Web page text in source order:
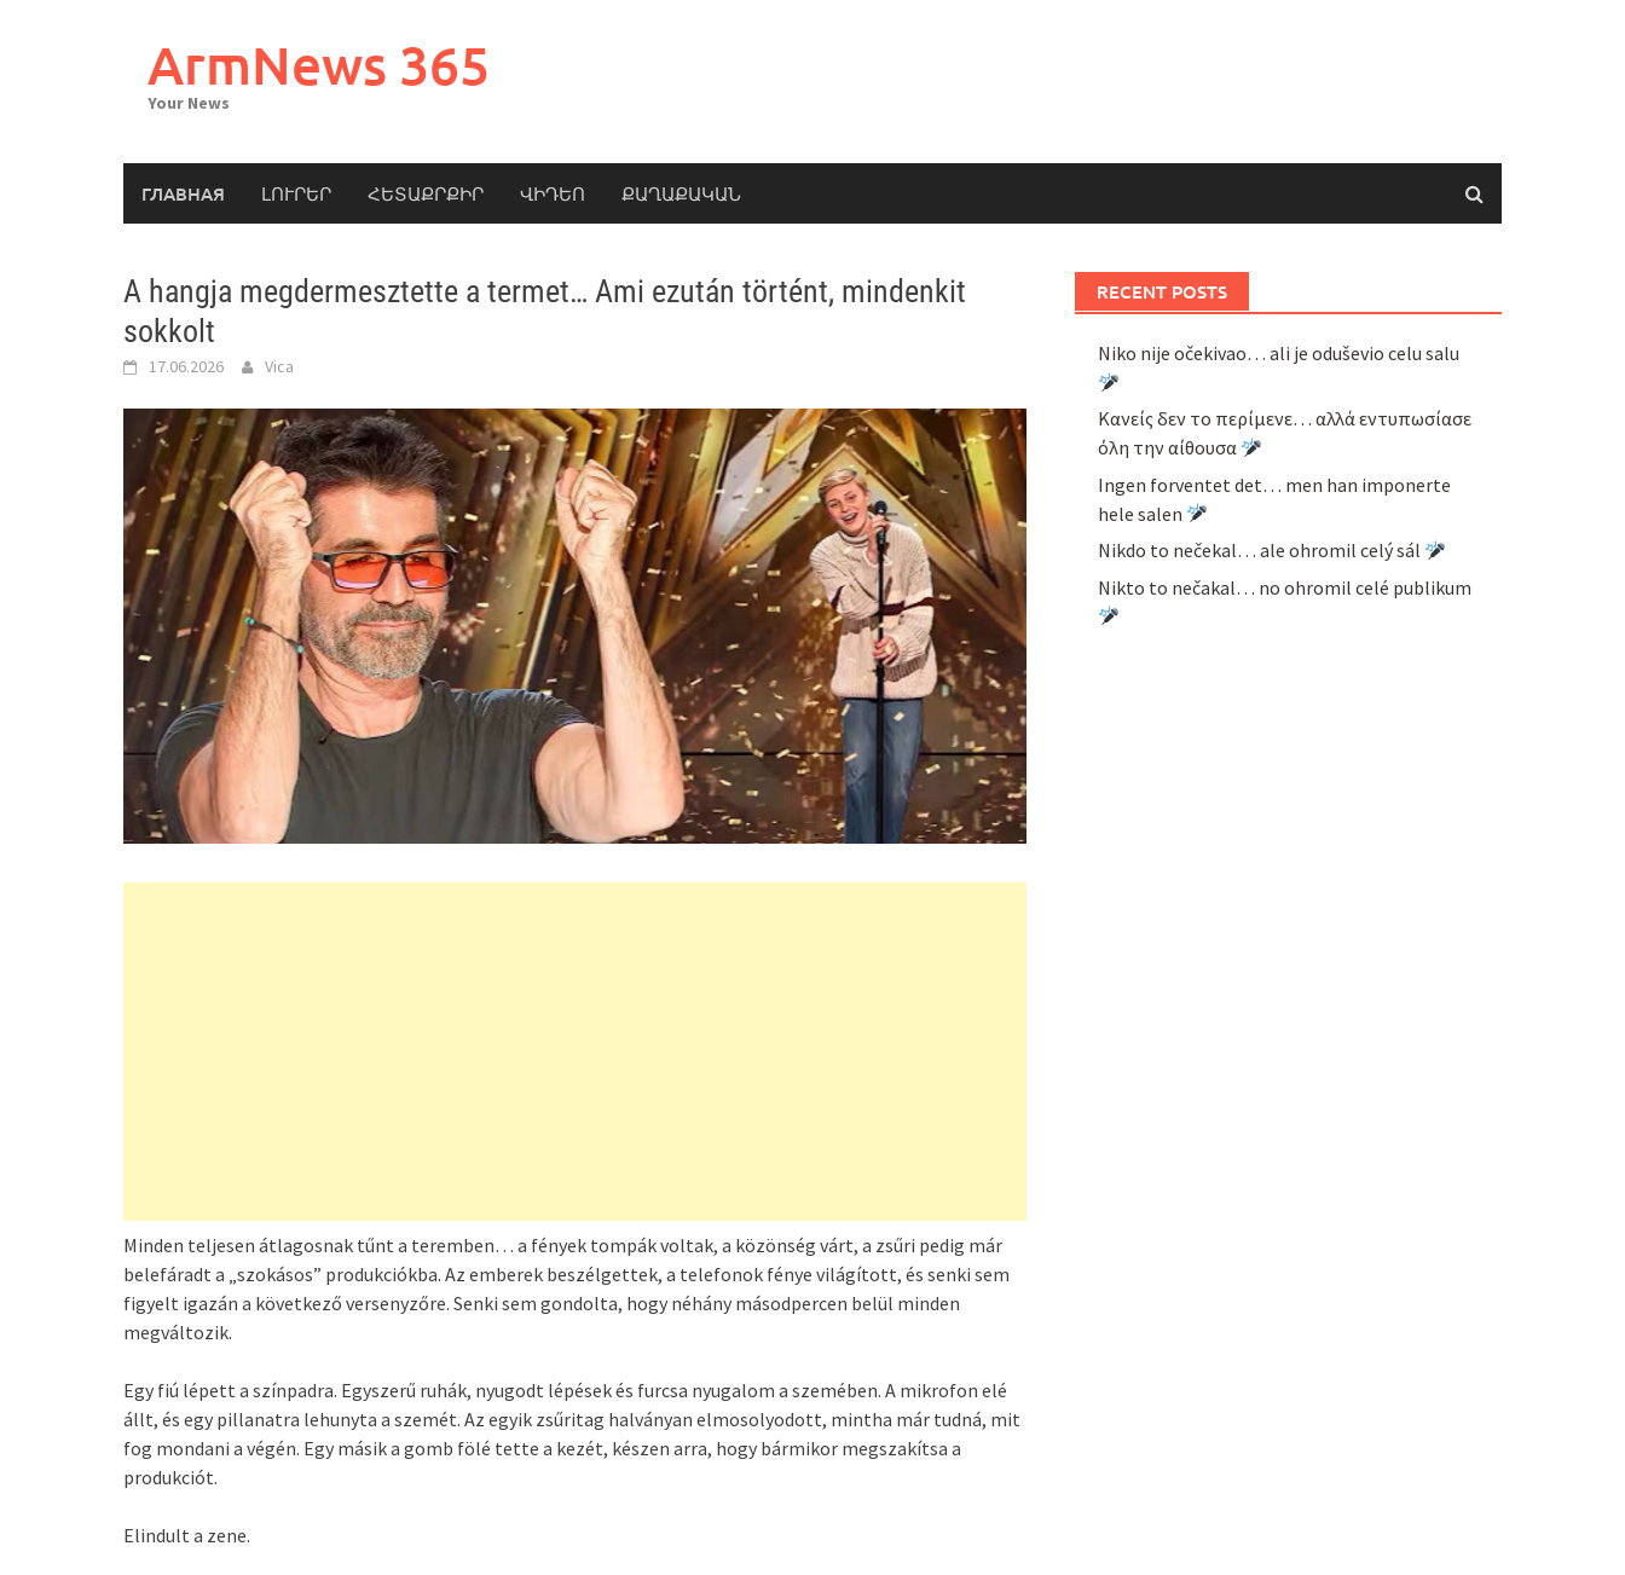
ArmNews 365
Your News
ГЛАВНАЯ ԼՈՒՐԵՐ ՀԵՏԱՔՐՔԻՐ ՎԻԴԵՈ ՔԱՂԱՔԱԿԱՆ
A hangja megdermesztette a termet… Ami ezután történt, mindenkit
sokkolt
17.06.2026 Vica
Minden teljesen átlagosnak tűnt a teremben… a fények tompák voltak, a közönség várt, a zsűri pedig már
belefáradt a „szokásos” produkciókba. Az emberek beszélgettek, a telefonok fénye világított, és senki sem
figyelt igazán a következő versenyzőre. Senki sem gondolta, hogy néhány másodpercen belül minden
megváltozik.
Egy fiú lépett a színpadra. Egyszerű ruhák, nyugodt lépések és furcsa nyugalom a szemében. A mikrofon elé
állt, és egy pillanatra lehunyta a szemét. Az egyik zsűritag halványan elmosolyodott, mintha már tudná, mit
fog mondani a végén. Egy másik a gomb fölé tette a kezét, készen arra, hogy bármikor megszakítsa a
produkciót.
Elindult a zene.
RECENT POSTS
Niko nije očekivao… ali je oduševio celu salu
Κανείς δεν το περίμενε… αλλά εντυπωσίασε
όλη την αίθουσα
Ingen forventet det… men han imponerte
hele salen
Nikdo to nečekal… ale ohromil celý sál
Nikto to nečakal… no ohromil celé publikum